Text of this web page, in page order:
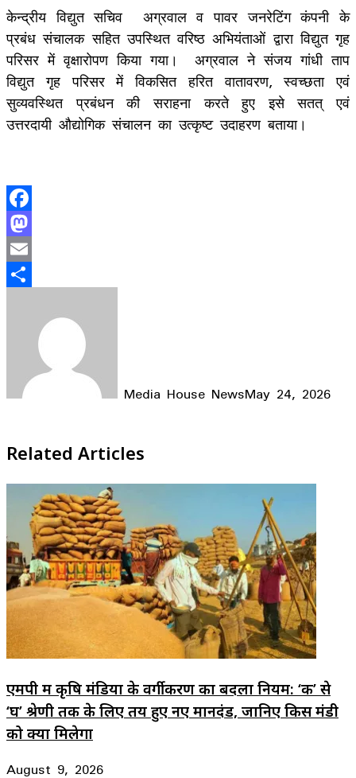
केन्द्रीय विद्युत सचिव अग्रवाल व पावर जनरेटिंग कंपनी के
प्रबंध संचालक सहित उपस्थित वरिष्ठ अभियंताओं द्वारा विद्युत गृह
परिसर में वृक्षारोपण किया गया। अग्रवाल ने संजय गांधी ताप
विद्युत गृह परिसर में विकसित हरित वातावरण, स्वच्छता एवं
सुव्यवस्थित प्रबंधन की सराहना करते हुए इसे सतत् एवं
उत्तरदायी औद्योगिक संचालन का उत्कृष्ट उदाहरण बताया।
Facebook
Mastodon
Email
Media House NewsMay 24, 2026
Related Articles
एमपी में कृषि मंडियों के वर्गीकरण का बदला नियम: ‘क’ से
‘घ’ श्रेणी तक के लिए तय हुए नए मानदंड, जानिए किस मंडी
को क्या मिलेगा
August 9, 2026